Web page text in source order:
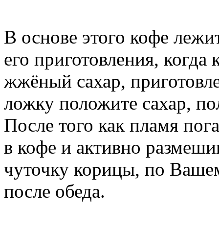
В основе этого кофе
его приготовления,
жжёный сахар,
ложку положите сахар,
После того как пламя
в кофе и активно
чуточку корицы, по
после обеда.